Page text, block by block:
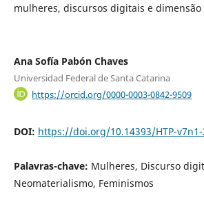
mulheres, discursos digitais e dimensão
Ana Sofía Pabón Chaves
Universidad Federal de Santa Catarina
https://orcid.org/0000-0003-0842-9509
DOI: https://doi.org/10.14393/HTP-v7n1-
Palavras-chave: Mulheres, Discurso
Neomaterialismo, Feminismos